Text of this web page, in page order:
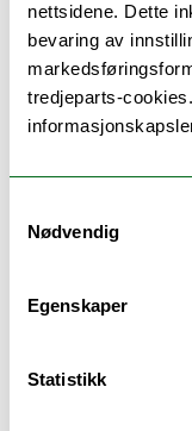
nettsidene. Dette
bevaring av
tredjeparts-
Nødvendig
Egenskaper
Statistikk
Vi ser frem til
hvordan vi
Vedlegg / Bilder